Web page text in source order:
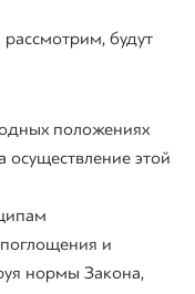
будут
положениях
осуществление этой
поглощения и
нормы Закона,